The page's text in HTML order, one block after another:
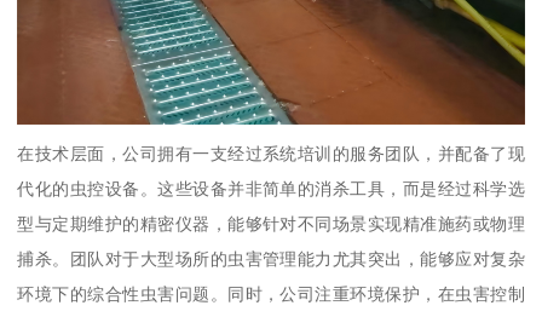
在技术层面，公司拥有一支经过系统培训的服务团队，并配备了现
代化的虫控设备。这些设备并非简单的消杀工具，而是经过科学选
型与定期维护的精密仪器，能够针对不同场景实现精准施药或物理
捕杀。团队对于大型场所的虫害管理能力尤其突出，能够应对复杂
环境下的综合性虫害问题。同时，公司注重环境保护，在虫害控制